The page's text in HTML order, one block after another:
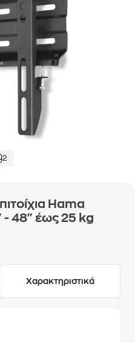
2
Hama
48" έως 25 kg
Χαρακτηριστικά